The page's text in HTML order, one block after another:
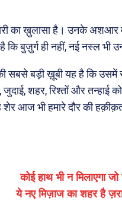
का ख़ुलासा है। उनके
बुज़ुर्ग ही नहीं, नई नस्ल भी
सबसे बड़ी ख़ूबी यह है कि उसमें
शहर, रिश्तों और तन्हाई
आज भी हमारे दौर की
कोई हाथ भी न मिलाएगा
ये नए मिज़ाज का शहर है